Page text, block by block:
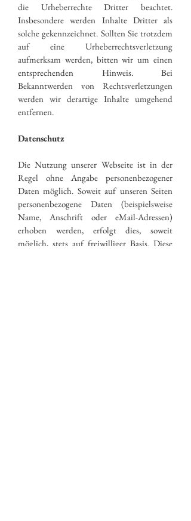
die Urheberrechte Dritter beachtet.
Insbesondere werden Inhalte Dritter als
solche gekennzeichnet. Sollten Sie trotzdem
auf eine Urheberrechtsverletzung
aufmerksam werden, bitten wir um einen
entsprechenden Hinweis. Bei
Bekanntwerden von Rechtsverletzungen
werden wir derartige Inhalte umgehend
entfernen.
Datenschutz
Die Nutzung unserer Webseite ist in der
Regel ohne Angabe personenbezogener
Daten möglich. Soweit auf unseren Seiten
personenbezogene Daten (beispielsweise
Name, Anschrift oder eMail-Adressen)
erhoben werden, erfolgt dies, soweit
möglich, stets auf freiwilliger Basis. Diese